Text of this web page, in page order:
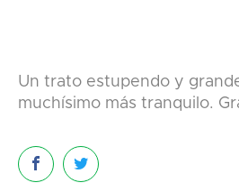
Un trato estupendo y
muchísimo más tranquilo.